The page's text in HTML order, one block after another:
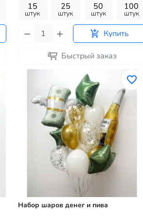
15
штук
25
штук
50
штук
100
штук
Купить
Быстрый заказ
Набор шаров денег и пива